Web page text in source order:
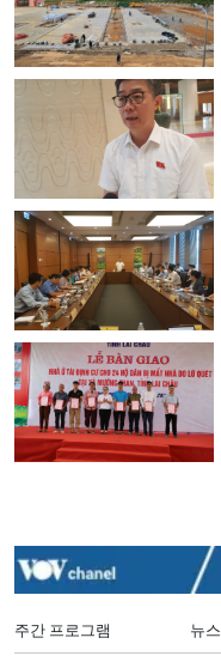
주간 프로그램 뉴스